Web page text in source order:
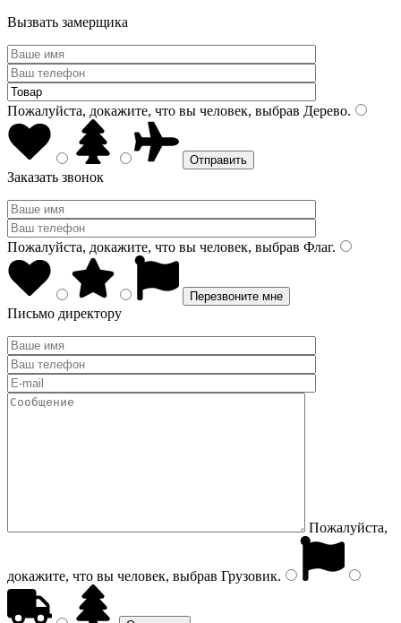
Вызвать замерщика
Пожалуйста, докажите, что вы человек, выбрав Дерево.
Заказать звонок
Пожалуйста, докажите, что вы человек, выбрав Флаг.
Письмо директору
Пожалуйста,
докажите, что вы человек, выбрав Грузовик.